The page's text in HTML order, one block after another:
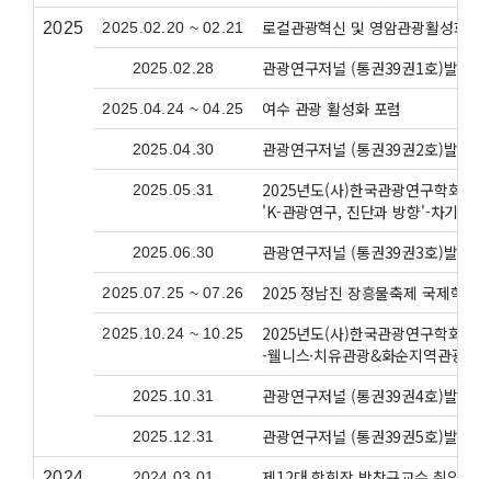
2025 2025.02.20 ~ 02.21 로컬관광혁신 및 영암관광활성화 워
2025.02.28 관광연구저널 (통권39권1호)발간
2025.04.24 ~ 04.25 여수 관광 활성화 포럼
2025.04.30 관광연구저널 (통권39권2호)발간
2025.05.31
2025년도(사)한국관광연구학회 춘
'K-관광연구, 진단과 방향'-차기정
2025.06.30 관광연구저널 (통권39권3호)발간
2025.07.25 ~ 07.26 2025 정남진 장흥물축제 국제학술
2025.10.24 ~ 10.25
2025년도(사)한국관광연구학회 추
-웰니스·치유관광&화순지역관광활
2025.10.31 관광연구저널 (통권39권4호)발간
2025.12.31 관광연구저널 (통권39권5호)발간